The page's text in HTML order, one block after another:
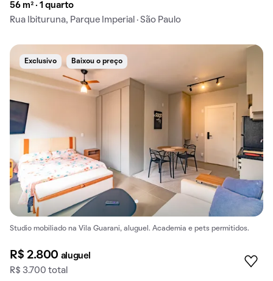
56 m² · 1 quarto
Rua Ibituruna, Parque Imperial · São Paulo
Exclusivo Baixou o preço
Studio mobiliado na Vila Guarani, aluguel. Academia e pets permitidos.
R$ 2.800 aluguel
R$ 3.700 total